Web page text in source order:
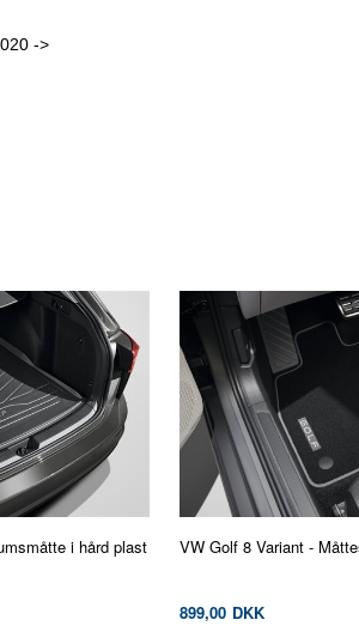
->
i hård plast VW Golf 8 Variant -
899,00 DKK